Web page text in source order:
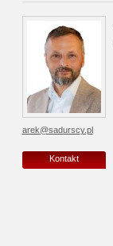
arek@sadurscy.pl
Kontakt